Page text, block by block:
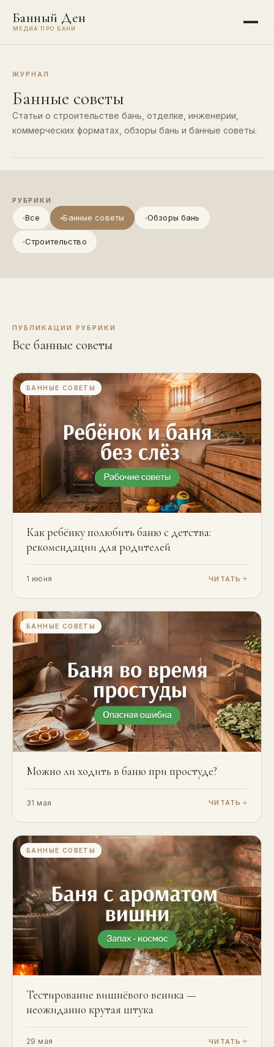
Банный Ден
МЕДИА ПРО БАНИ
ЖУРНАЛ
Банные советы
Статьи о строительстве бань, отделке, инженерии,
коммерческих форматах, обзоры бань и банные советы.
РУБРИКИ
Все Банные советы Обзоры бань
Строительство
ПУБЛИКАЦИИ РУБРИКИ
Все банные советы
БАННЫЕ СОВЕТЫ
Как ребёнку полюбить баню с детства:
рекомендации для родителей
1 июня ЧИТАТЬ
БАННЫЕ СОВЕТЫ
Можно ли ходить в баню при простуде?
31 мая ЧИТАТЬ
БАННЫЕ СОВЕТЫ
Тестирование вишнёвого веника —
неожиданно крутая штука
29 мая ЧИТАТЬ